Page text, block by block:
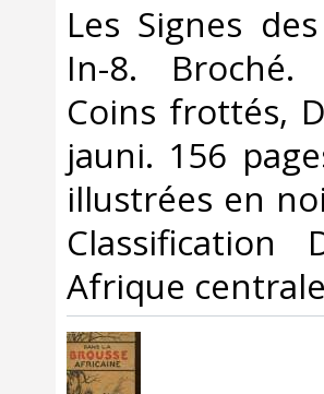
‎Les Signes
In-8. Broché.
Coins frottés,
jauni. 156
illustrées en
Classification
Afrique